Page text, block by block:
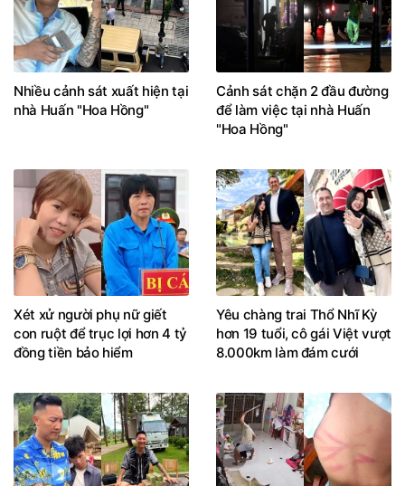
Nhiều cảnh sát xuất hiện tại
nhà Huấn "Hoa Hồng"
Cảnh sát chặn 2 đầu đường
để làm việc tại nhà Huấn
"Hoa Hồng"
Xét xử người phụ nữ giết
con ruột để trục lợi hơn 4 tỷ
đồng tiền bảo hiểm
Yêu chàng trai Thổ Nhĩ Kỳ
hơn 19 tuổi, cô gái Việt vượt
8.000km làm đám cưới